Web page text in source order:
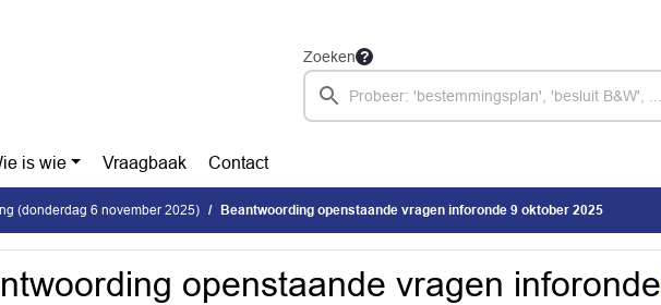
Zoeken
is wie Vraagbaak Contact
(donderdag 6 november 2025) Beantwoording openstaande vragen inforonde 9 oktober 2025
openstaande vragen inforonde